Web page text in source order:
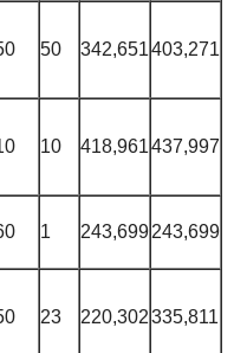
50 342,651403,271
10 418,961437,997
1 243,699243,699
23 220,302335,811